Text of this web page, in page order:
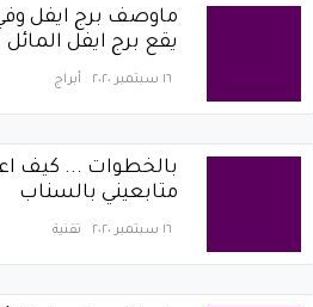
ماوصف برج ايفل
يقع برج ايفل المائل
١٦ سبتمبر ٢٠٢٠ أبراج
بالخطوات ... كيف
متابعيني بالسناب
١٦ سبتمبر ٢٠٢٠ تقنية